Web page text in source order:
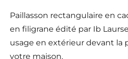
Paillasson rectangulaire en
en filigrane édité par Ib
usage en extérieur devant la
votre maison.